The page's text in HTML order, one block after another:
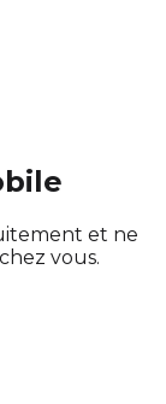
et ne
vous.